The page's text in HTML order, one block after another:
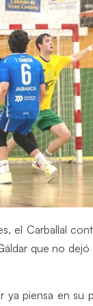
el Carballal
que no
ya piensa en su